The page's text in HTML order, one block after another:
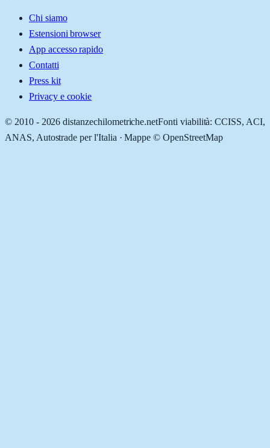
Chi siamo
Estensioni browser
App accesso rapido
Contatti
Press kit
Privacy e cookie
© 2010 - 2026 distanzechilometriche.netFonti viabilità: CCISS, ACI,
ANAS, Autostrade per l'Italia · Mappe © OpenStreetMap